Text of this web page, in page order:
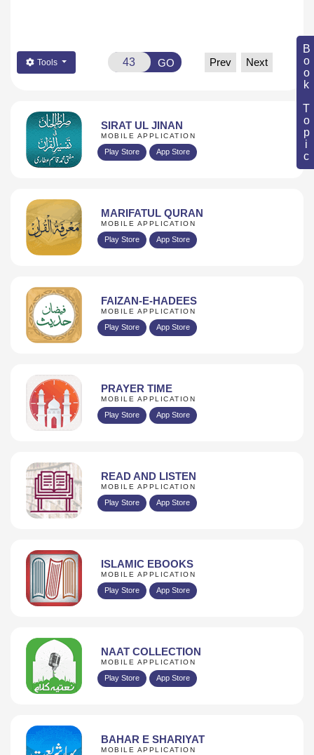
Book Topic
Tools GO Prev Next
SIRAT UL JINAN
MOBILE APPLICATION
Play Store App Store
MARIFATUL QURAN
MOBILE APPLICATION
Play Store App Store
FAIZAN-E-HADEES
MOBILE APPLICATION
Play Store App Store
PRAYER TIME
MOBILE APPLICATION
Play Store App Store
READ AND LISTEN
MOBILE APPLICATION
Play Store App Store
ISLAMIC EBOOKS
MOBILE APPLICATION
Play Store App Store
NAAT COLLECTION
MOBILE APPLICATION
Play Store App Store
BAHAR E SHARIYAT
MOBILE APPLICATION